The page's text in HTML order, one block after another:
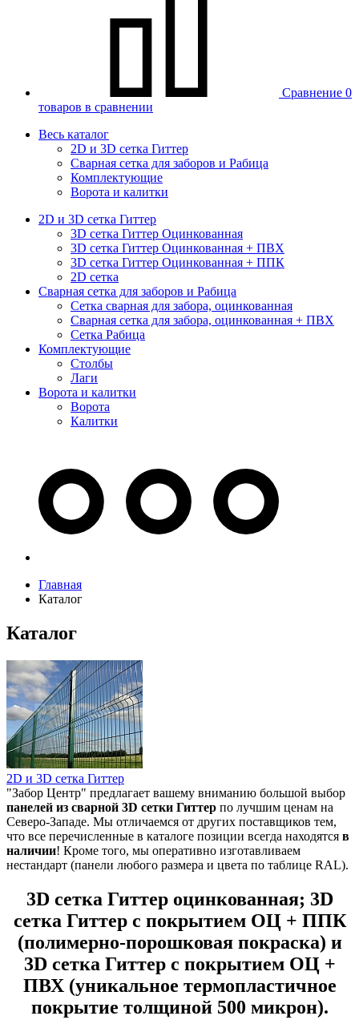
Сравнение 0
товаров в сравнении
Весь каталог
2D и 3D сетка Гиттер
Сварная сетка для заборов и Рабица
Комплектующие
Ворота и калитки
2D и 3D сетка Гиттер
3D сетка Гиттер Оцинкованная
3D сетка Гиттер Оцинкованная + ПВХ
3D сетка Гиттер Оцинкованная + ППК
2D сетка
Сварная сетка для заборов и Рабица
Сетка сварная для забора, оцинкованная
Сварная сетка для забора, оцинкованная + ПВХ
Сетка Рабица
Комплектующие
Столбы
Лаги
Ворота и калитки
Ворота
Калитки
Главная
Каталог
Каталог
2D и 3D сетка Гиттер
"Забор Центр" предлагает вашему вниманию большой выбор
панелей из сварной 3D сетки Гиттер по лучшим ценам на
Северо-Западе. Мы отличаемся от других поставщиков тем,
что все перечисленные в каталоге позиции всегда находятся в
наличии! Кроме того, мы оперативно изготавливаем
нестандарт (панели любого размера и цвета по таблице RAL).
3D сетка Гиттер оцинкованная; 3D
сетка Гиттер с покрытием ОЦ + ППК
(полимерно-порошковая покраска) и
3D сетка Гиттер с покрытием ОЦ +
ПВХ (уникальное термопластичное
покрытие толщиной 500 микрон).